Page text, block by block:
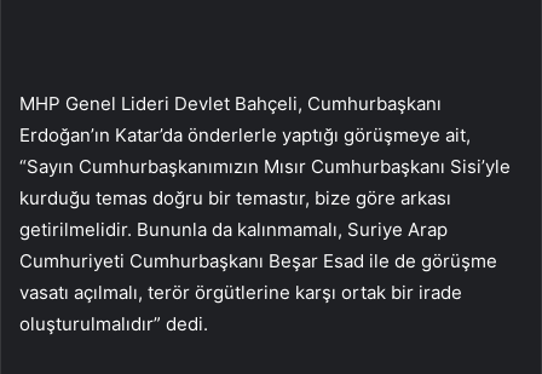
MHP Genel Lideri Devlet Bahçeli, Cumhurbaşkanı
Erdoğan’ın Katar’da önderlerle yaptığı görüşmeye ait,
“Sayın Cumhurbaşkanımızın Mısır Cumhurbaşkanı Sisi’yle
kurduğu temas doğru bir temastır, bize göre arkası
getirilmelidir. Bununla da kalınmamalı, Suriye Arap
Cumhuriyeti Cumhurbaşkanı Beşar Esad ile de görüşme
vasatı açılmalı, terör örgütlerine karşı ortak bir irade
oluşturulmalıdır” dedi.